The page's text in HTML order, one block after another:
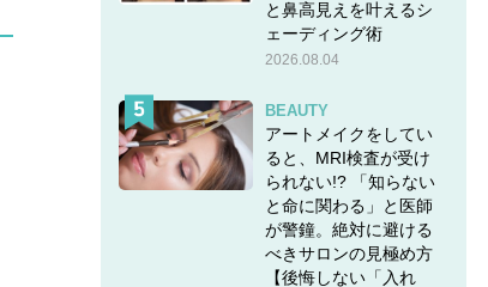
と鼻高見えを叶えるシ
ェーディング術
2026.08.04
BEAUTY
アートメイクをしてい
ると、MRI検査が受け
られない!? 「知らない
と命に関わる」と医師
が警鐘。絶対に避ける
べきサロンの見極め方
【後悔しない「入れ